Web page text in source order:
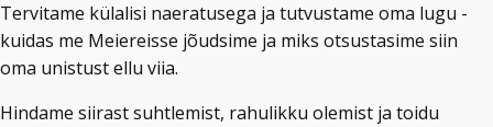
Tervitame külalisi naeratusega ja tutvustame oma lugu -
kuidas me Meiereisse jõudsime ja miks otsustasime siin
oma unistust ellu viia.
Hindame siirast suhtlemist, rahulikku olemist ja toidu